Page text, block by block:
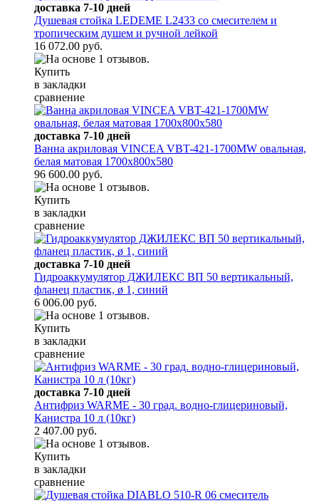
доставка 7-10 дней
Душевая стойка LEDEME L2433 со смесителем и
тропическим душем и ручной лейкой
16 072.00 руб.
Купить
в закладки
сравнение
доставка 7-10 дней
Ванна акриловая VINCEA VBT-421-1700MW овальная,
белая матовая 1700x800x580
96 600.00 руб.
Купить
в закладки
сравнение
доставка 7-10 дней
Гидроаккумулятор ДЖИЛЕКС ВП 50 вертикальный,
фланец пластик, ø 1, синий
6 006.00 руб.
Купить
в закладки
сравнение
доставка 7-10 дней
Антифриз WARME - 30 град. водно-глицериновый,
Канистра 10 л (10кг)
2 407.00 руб.
Купить
в закладки
сравнение